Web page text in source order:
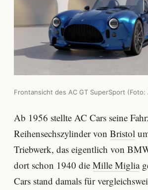
Frontansicht des AC GT SuperSport (Foto:
Ab 1956 stellte AC Cars seine
Reihensechszylinder von Bristol
Triebwerk, das eigentlich von
dort schon 1940 die Mille Miglia
Cars stand damals für